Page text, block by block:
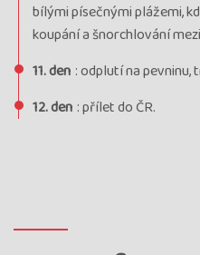
bílými písečnými plážemi,
koupání a šnorchlování
11. den : odplutí na
12. den : přílet do ČR.